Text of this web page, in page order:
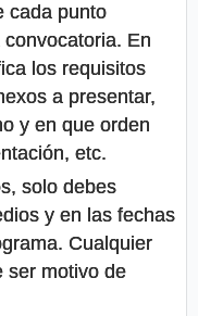
cada punto
En
los requisitos
a presentar,
y en que orden
etc.
solo debes
y en las fechas
Cualquier
ser motivo de